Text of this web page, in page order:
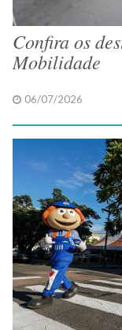
Confira os
Mobilidade
06/07/2026